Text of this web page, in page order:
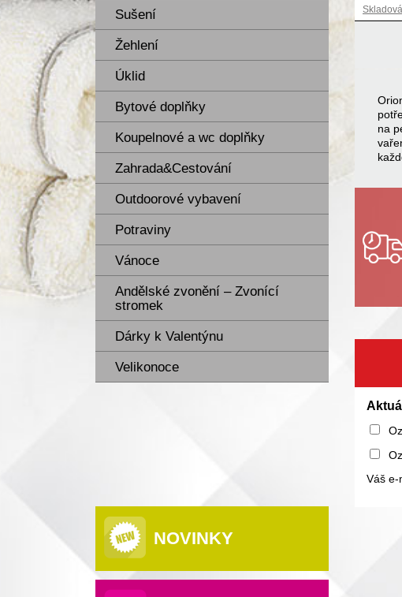
Sušení
Žehlení
Úklid
Bytové doplňky
Koupelnové a wc doplňky
Zahrada&Cestování
Outdoorové vybavení
Potraviny
Vánoce
Andělské zvonění – Zvonící
stromek
Dárky k Valentýnu
Velikonoce
NOVINKY
na
Váš